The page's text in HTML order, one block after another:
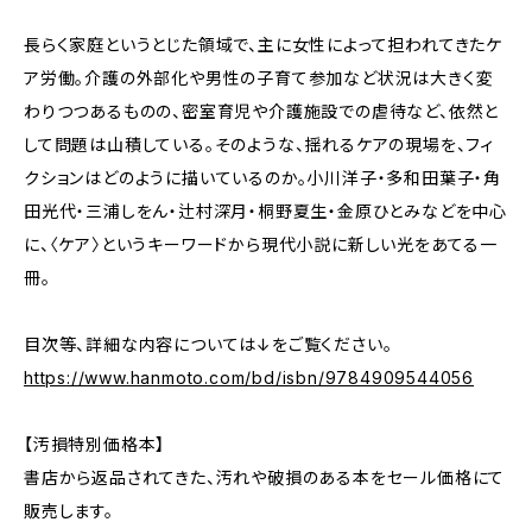
長らく家庭というとじた領域で、主に女性によって担われてきたケ
ア労働。介護の外部化や男性の子育て参加など状況は大きく変
わりつつあるものの、密室育児や介護施設での虐待など、依然と
して問題は山積している。そのような、揺れるケアの現場を、フィ
クションはどのように描いているのか。小川洋子・多和田葉子・角
田光代・三浦しをん・辻村深月・桐野夏生・金原ひとみなどを中心
に、〈ケア〉というキーワードから現代小説に新しい光をあてる一
冊。
目次等、詳細な内容については↓をご覧ください。
https://www.hanmoto.com/bd/isbn/9784909544056
【汚損特別価格本】
書店から返品されてきた、汚れや破損のある本をセール価格にて
販売します。